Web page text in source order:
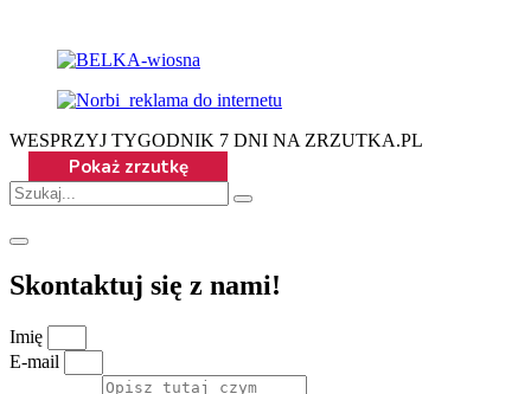
WESPRZYJ TYGODNIK 7 DNI NA ZRZUTKA.PL
Skontaktuj się z nami!
Imię
E-mail